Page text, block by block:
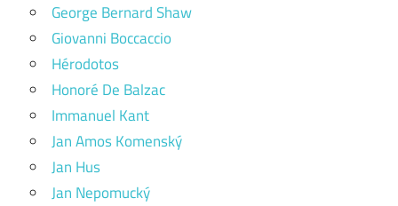
George Bernard Shaw
Giovanni Boccaccio
Hérodotos
Honoré De Balzac
Immanuel Kant
Jan Amos Komenský
Jan Hus
Jan Nepomucký